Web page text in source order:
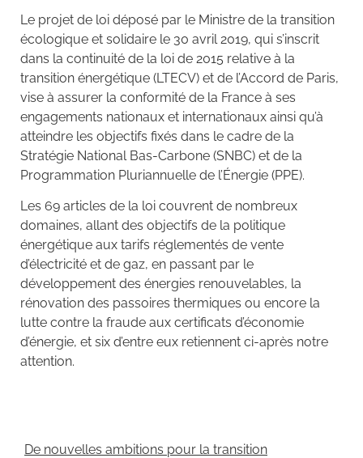
Le projet de loi déposé par le Ministre de la transition
écologique et solidaire le 30 avril 2019, qui s’inscrit
dans la continuité de la loi de 2015 relative à la
transition énergétique (LTECV) et de l’Accord de Paris,
vise à assurer la conformité de la France à ses
engagements nationaux et internationaux ainsi qu’à
atteindre les objectifs fixés dans le cadre de la
Stratégie National Bas-Carbone (SNBC) et de la
Programmation Pluriannuelle de l’Énergie (PPE).
Les 69 articles de la loi couvrent de nombreux
domaines, allant des objectifs de la politique
énergétique aux tarifs réglementés de vente
d’électricité et de gaz, en passant par le
développement des énergies renouvelables, la
rénovation des passoires thermiques ou encore la
lutte contre la fraude aux certificats d’économie
d’énergie, et six d’entre eux retiennent ci-après notre
attention.
De nouvelles ambitions pour la transition